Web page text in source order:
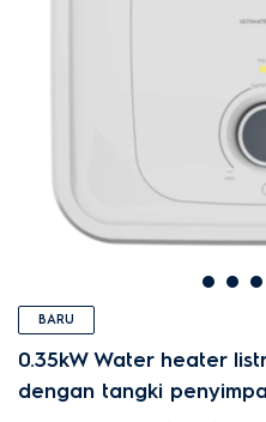
BARU
0.35kW Water heater
dengan tangki